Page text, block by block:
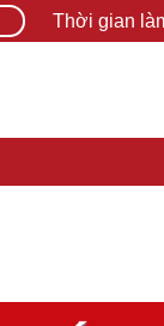
Thời gian